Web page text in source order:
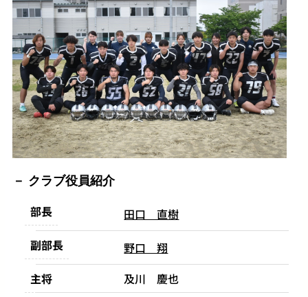
クラブ役員紹介
部長
田口 直樹
副部長
野口 翔
主将
及川 慶也